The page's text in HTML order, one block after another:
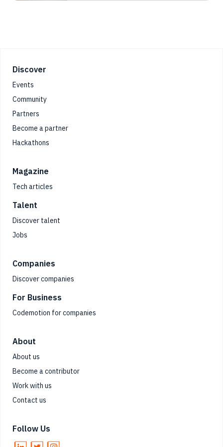
Footer
Discover
Events
Community
Partners
Become a partner
Hackathons
Magazine
Tech articles
Talent
Discover talent
Jobs
Companies
Discover companies
For Business
Codemotion for companies
About
About us
Become a contributor
Work with us
Contact us
Follow Us